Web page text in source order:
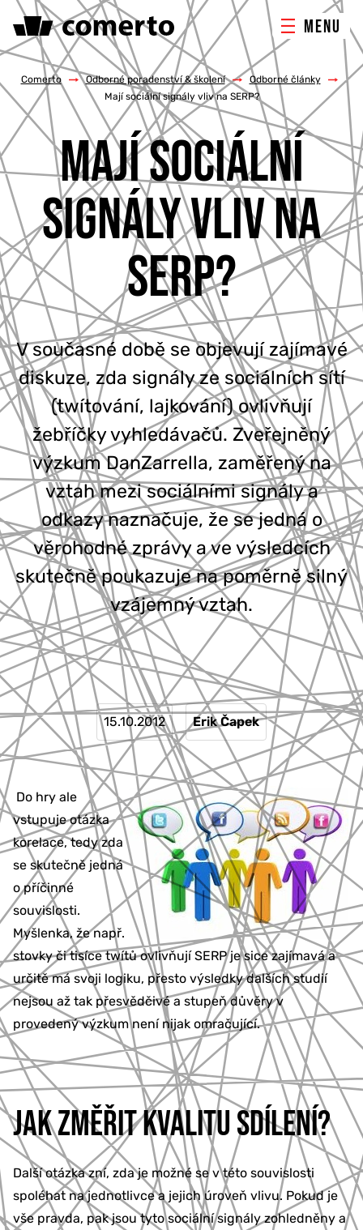
MENU
ONLINE MARKETING
TVORBA WEBU
PORADENSTVÍ & ŠKOLENÍ
REFERENCE
O NÁS
KONTAKTY
777 353 464
Comerto / Odborné poradenství & školení / Odborné články
/
Mají sociální signály vliv na SERP?
MAJÍ SOCIÁLNÍ
SIGNÁLY VLIV NA
SERP?
V současné době se objevují zajímavé
diskuze, zda signály ze sociálních sítí
(twítování, lajkování) ovlivňují
žebříčky vyhledávačů. Zveřejněný
výzkum DanZarrella, zaměřený na
vztah mezi sociálními signály a
odkazy naznačuje, že se jedná o
věrohodné zprávy a ve výsledcích
skutečně poukazuje na poměrně silný
vzájemný vztah.
15.10.2012 Erik Čapek
Do hry ale
vstupuje otázka
korelace, tedy zda
se skutečně jedná
o příčinné
souvislosti.
Myšlenka, že např.
stovky či tisíce twítů ovlivňují SERP je sice zajímavá a
určitě má svoji logiku, přesto výsledky dalších studií
nejsou až tak přesvědčivé a stupeň důvěry v
provedený výzkum není nijak omračující.
JAK ZMĚŘIT KVALITU SDÍLENÍ?
Další otázka zní, zda je možné se v této souvislosti
spoléhat na jednotlivce a jejich úroveň vlivu. Pokud je
vše pravda, pak jsou tyto sociální signály zohledněny a